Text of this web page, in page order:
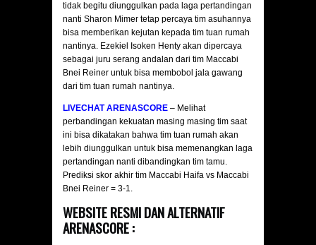
tidak begitu diunggulkan pada laga pertandingan
nanti Sharon Mimer tetap percaya tim asuhannya
bisa memberikan kejutan kepada tim tuan rumah
nantinya. Ezekiel Isoken Henty akan dipercaya
sebagai juru serang andalan dari tim Maccabi
Bnei Reiner untuk bisa membobol jala gawang
dari tim tuan rumah nantinya.
LIVECHAT ARENASCORE – Melihat
perbandingan kekuatan masing masing tim saat
ini bisa dikatakan bahwa tim tuan rumah akan
lebih diunggulkan untuk bisa memenangkan laga
pertandingan nanti dibandingkan tim tamu.
Prediksi skor akhir tim Maccabi Haifa vs Maccabi
Bnei Reiner = 3-1.
WEBSITE RESMI DAN ALTERNATIF
ARENASCORE :